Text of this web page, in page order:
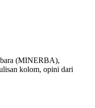
(MINERBA),
kolom, opini dari